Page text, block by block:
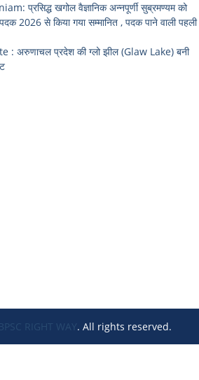
प्रसिद्ध खगोल वैज्ञानिक अन्नपूर्णी सुब्रमण्यम को
2026 से किया गया सम्मानित , पदक पाने वाली पहली
: अरुणाचल प्रदेश की ग्लो झील (Glaw Lake) बनी
BPSC RIGHT WAY . All rights reserved.